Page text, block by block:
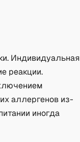
Индивидуальная
реакции.
аллергенов из-
иногда